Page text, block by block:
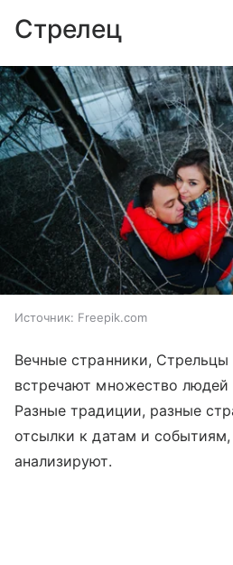
Стрелец
Источник: Freepik.com
Вечные странники, Стрельцы
встречают множество людей
Разные традиции, разные
отсылки к датам и
анализируют.